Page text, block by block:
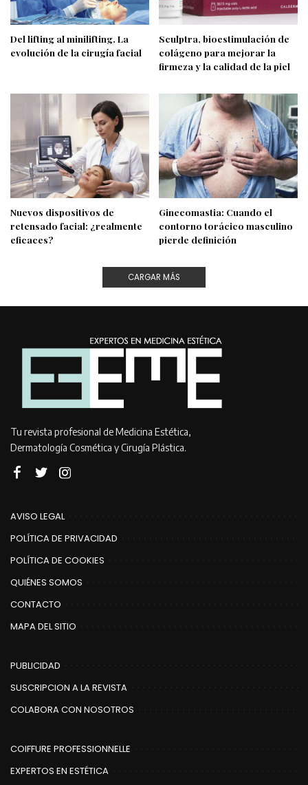
Del lifting al minilifting. La
evolución de la cirugía facial
Sculptra, bioestimulación de
colágeno para mejorar la
firmeza y la calidad de la piel
Nuevos dispositivos de
retensado facial: ¿realmente
eficaces?
Ginecomastia: Cuando el
contorno torácico masculino
pierde definición
CARGAR MÁS
Tu revista profesional de Medicina Estética,
Dermatología Cosmética y Cirugía Plástica.
AVISO LEGAL
POLÍTICA DE PRIVACIDAD
POLÍTICA DE COOKIES
QUIÉNES SOMOS
CONTACTO
MAPA DEL SITIO
PUBLICIDAD
SUSCRIPCION A LA REVISTA
COLABORA CON NOSOTROS
COIFFURE PROFESSIONNELLE
EXPERTOS EN ESTÉTICA